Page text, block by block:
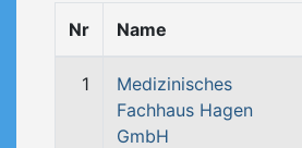
Nr Name
1
Medizinisches
Fachhaus Hagen
GmbH